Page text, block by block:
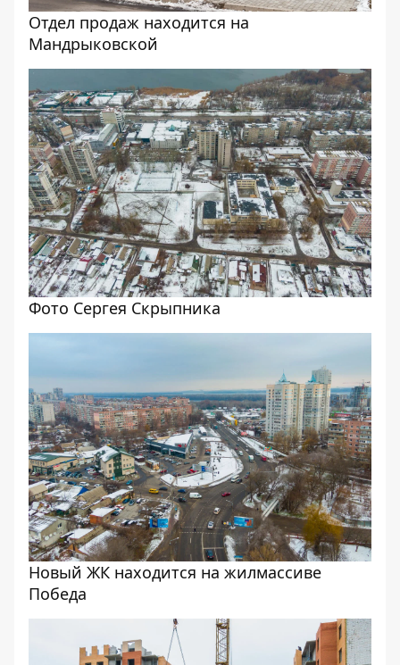
Отдел продаж находится на
Мандрыковской
Фото Сергея Скрыпника
Новый ЖК находится на жилмассиве
Победа